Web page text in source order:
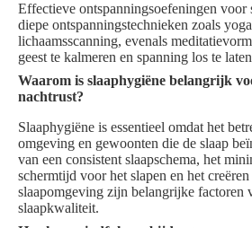
Effectieve ontspanningsoefeningen voor
diepe ontspanningstechnieken zoals
lichaamsscanning, evenals
geest te kalmeren en spanning los te
Waarom is slaaphygiëne belangrijk
nachtrust?
Slaaphygiëne is essentieel omdat het
omgeving en gewoonten die de slaap
van een consistent slaapschema, het
schermtijd voor het slapen en het
slaapomgeving zijn belangrijke factoren
slaapkwaliteit.